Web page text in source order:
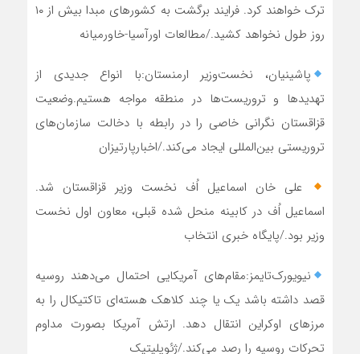
ترک خواهند کرد. فرایند برگشت به کشورهای مبدا بیش از ۱۰
روز طول نخواهد کشید./مطالعات اورآسیا-خاورمیانه
پاشینیان، نخست‌وزیر ارمنستان:با انواع جدیدی از
تهدید‌ها و تروریست‌ها در منطقه مواجه هستیم.وضعیت
قزاقستان نگرانی خاصی را در رابطه با دخالت سازمان‌های
تروریستی بین‌المللی ایجاد می‌کند./اخبارپارتیزان
علی خان اسماعیل اُف نخست وزیر قزاقستان شد.
اسماعیل اُف در کابینه منحل شده قبلی، معاون اول نخست
وزیر بود./پایگاه خبری انتخاب
نیویورک‌تایمز:مقام‌های آمریکایی احتمال می‌دهند روسیه
قصد داشته باشد یک یا چند کلاهک هسته‌ای تاکتیکال را به
مرزهای اوکراین انتقال دهد. ارتش آمریکا بصورت مداوم
تحرکات روسیه را رصد می‌کند./ژئوپلیتیک